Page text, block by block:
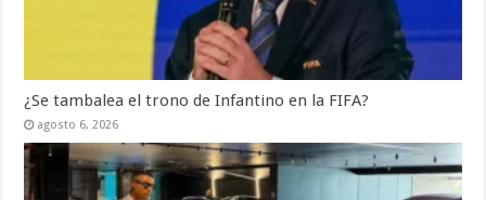
¿Se tambalea el trono de Infantino en la FIFA?
agosto 6, 2026